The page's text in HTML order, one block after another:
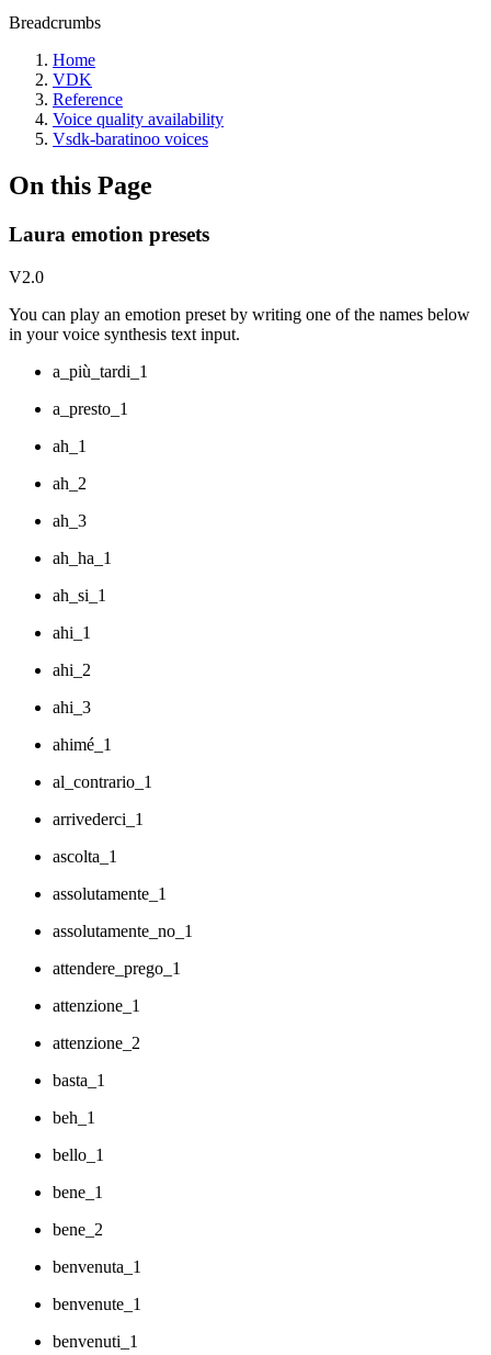
Breadcrumbs
Home
VDK
Reference
Voice quality availability
Vsdk-baratinoo voices
On this Page
Laura emotion presets
V2.0
You can play an emotion preset by writing one of the names below
in your voice synthesis text input.
a_più_tardi_1
a_presto_1
ah_1
ah_2
ah_3
ah_ha_1
ah_si_1
ahi_1
ahi_2
ahi_3
ahimé_1
al_contrario_1
arrivederci_1
ascolta_1
assolutamente_1
assolutamente_no_1
attendere_prego_1
attenzione_1
attenzione_2
basta_1
beh_1
bello_1
bene_1
bene_2
benvenuta_1
benvenute_1
benvenuti_1